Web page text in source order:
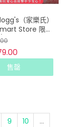
（家樂氏）
Store 限量
售罄
9 10
...